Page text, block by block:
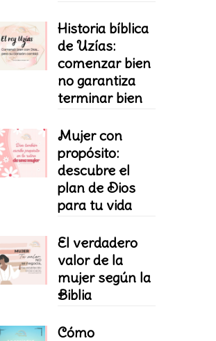
Historia bíblica
de Uzías:
comenzar bien
no garantiza
terminar bien
Mujer con
propósito:
descubre el
plan de Dios
para tu vida
El verdadero
valor de la
mujer según la
Biblia
Cómo